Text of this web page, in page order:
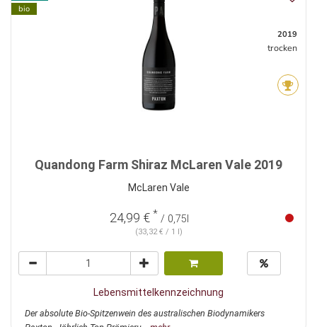
bio
2019
trocken
Quandong Farm Shiraz McLaren Vale 2019
McLaren Vale
24,99 € * / 0,75l
(33,32 € / 1 l)
Lebensmittelkennzeichnung
Der absolute Bio-Spitzenwein des australischen Biodynamikers